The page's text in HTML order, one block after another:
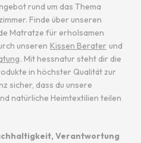
rund um das Thema
Finde über unseren
Matratze für erholsamen
unseren Kissen Berater und
. Mit hessnatur steht dir die
in höchster Qualität zur
sicher, dass du unsere
natürliche Heimtextilien teilen
Verantwortung